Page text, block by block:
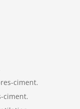
ciment.
ciment.